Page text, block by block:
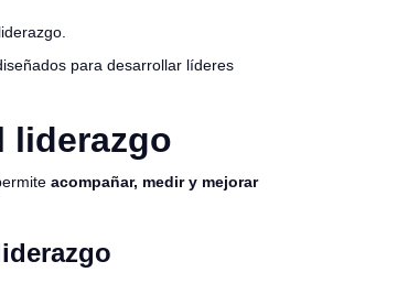
para desarrollar líderes
liderazgo
acompañar, medir y mejorar